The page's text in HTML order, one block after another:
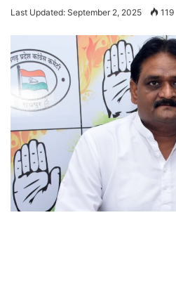
Last Updated: September 2, 2025 119